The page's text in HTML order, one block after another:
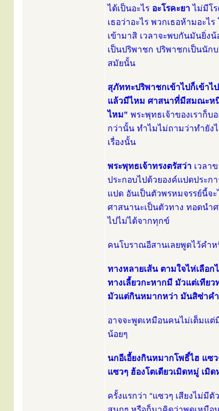
ได้เป็นอะไร อะโรคะยา ไม่มีโ
เธอว่าอะไร พวกเธอห้ามอะไ
เข้ามาสิ เวลาจะพบกันมันยิ่ง
เป็นปริพาชก ปริพาชกเป็นนัก
สมัยนั้น
สุภัททะปริพาชกเข้าไปก็เข้าไ
แล้วมีไหม ศาสนาที่มีสมณะห
ไหม” พระพุทธเจ้าของเราก็บ
กว่านั้น ทำไมไม่ถามว่าทำยัง
เรื่องนั้น
พระพุทธเจ้าทรงตรัสว่า เวลา
ประกอบไปด้วยองค์แปดประก
แปด อันเป็นตัวพรหมจรรย์นี้จ
ศาสนานะเป็นตัวทาง ทอดนำ
ไปไม่ได้จากทุกข์
คนโบราณอีสานเลยพูดไว้คำห
ทางหลายเส้น ตามใจไห่เลือก
ทางเลี้ยวกะหากมี มัวแต่เทียว
มัวแต่กินหมากหว่า มันสิซ่าค
อาจจะพูดเหมือนคนไม่เต็มแ
น้อยๆ
นกอีเอี้ยงกินหมากโพธิ์ไฮ แซว
แซวๆ ฮ้องโตเดียวเมิดหมู่ เมิ
ครั้งแรกว่า “แซวๆ เสียงไม่มี